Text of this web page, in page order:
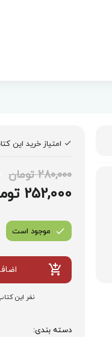
امتیاز خرید این
280,000 تومان
252,000 تومان
موجود است
نفر این
دسته بندی: